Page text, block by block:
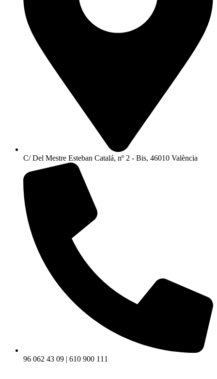
C/ Del Mestre Esteban Catalá, nº 2 - Bis, 46010 València
96 062 43 09 | 610 900 111